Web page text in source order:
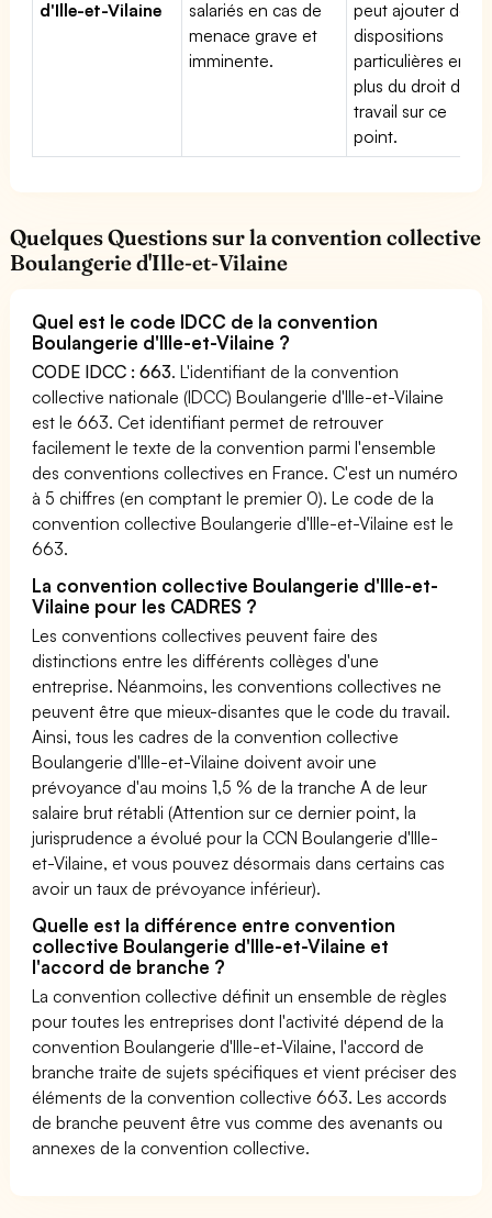
d'Ille-et-Vilaine
salariés en cas de
menace grave et
imminente.
peut ajouter des
dispositions
particulières en
plus du droit du
travail sur ce
point.
Quelques Questions sur la convention collective
Boulangerie d'Ille-et-Vilaine
Quel est le code IDCC de la convention
Boulangerie d'Ille-et-Vilaine ?
CODE IDCC : 663. L'identifiant de la convention
collective nationale (IDCC) Boulangerie d'Ille-et-Vilaine
est le 663. Cet identifiant permet de retrouver
facilement le texte de la convention parmi l'ensemble
des conventions collectives en France. C'est un numéro
à 5 chiffres (en comptant le premier 0). Le code de la
convention collective Boulangerie d'Ille-et-Vilaine est le
663.
La convention collective Boulangerie d'Ille-et-
Vilaine pour les CADRES ?
Les conventions collectives peuvent faire des
distinctions entre les différents collèges d'une
entreprise. Néanmoins, les conventions collectives ne
peuvent être que mieux-disantes que le code du travail.
Ainsi, tous les cadres de la convention collective
Boulangerie d'Ille-et-Vilaine doivent avoir une
prévoyance d'au moins 1,5 % de la tranche A de leur
salaire brut rétabli (Attention sur ce dernier point, la
jurisprudence a évolué pour la CCN Boulangerie d'Ille-
et-Vilaine, et vous pouvez désormais dans certains cas
avoir un taux de prévoyance inférieur).
Quelle est la différence entre convention
collective Boulangerie d'Ille-et-Vilaine et
l'accord de branche ?
La convention collective définit un ensemble de règles
pour toutes les entreprises dont l'activité dépend de la
convention Boulangerie d'Ille-et-Vilaine, l'accord de
branche traite de sujets spécifiques et vient préciser des
éléments de la convention collective 663. Les accords
de branche peuvent être vus comme des avenants ou
annexes de la convention collective.